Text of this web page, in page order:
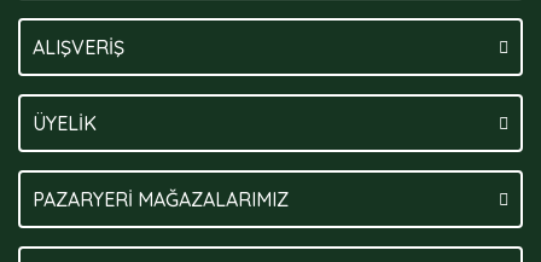
ALIŞVERİŞ
ÜYELİK
PAZARYERİ MAĞAZALARIMIZ